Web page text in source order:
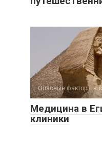
Опасные факторы в
Медицина в
клиники